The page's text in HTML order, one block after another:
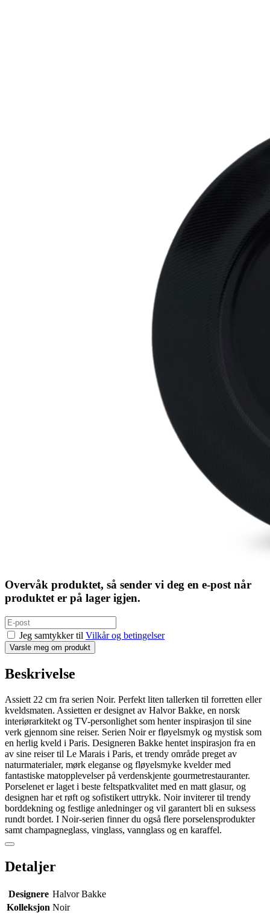
Overvåk produktet, så sender vi deg en e-post når
produktet er på lager igjen.
Jeg samtykker til Vilkår og betingelser
Varsle meg om produkt
Beskrivelse
Assiett 22 cm fra serien Noir. Perfekt liten tallerken til forretten eller
kveldsmaten. Assietten er designet av Halvor Bakke, en norsk
interiørarkitekt og TV-personlighet som henter inspirasjon til sine
verk gjennom sine reiser. Serien Noir er fløyelsmyk og mystisk som
en herlig kveld i Paris. Designeren Bakke hentet inspirasjon fra en
av sine reiser til Le Marais i Paris, et trendy område preget av
naturmaterialer, mørk eleganse og fløyelsmyke kvelder med
fantastiske matopplevelser på verdenskjente gourmetrestauranter.
Porselenet er laget i beste feltspatkvalitet med en matt glasur, og
designen har et røft og sofistikert uttrykk. Noir inviterer til trendy
borddekning og festlige anledninger og vil garantert bli en suksess
rundt bordet. I Noir-serien finner du også flere porselensprodukter
samt champagneglass, vinglass, vannglass og en karaffel.
Detaljer
Designere Halvor Bakke
Kolleksjon Noir